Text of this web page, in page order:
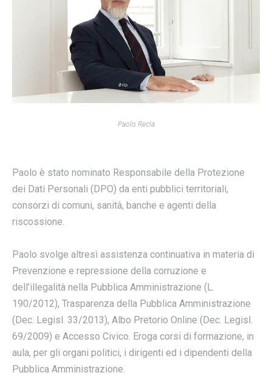
Paolo Recla
Paolo è stato nominato Responsabile della Protezione
dei Dati Personali (DPO) da enti pubblici territoriali,
consorzi di comuni, sanità, banche e agenti della
riscossione.
Paolo svolge altresì assistenza continuativa in materia di
Prevenzione e repressione della corruzione e
dell’illegalità nella Pubblica Amministrazione (L.
190/2012), Trasparenza della Pubblica Amministrazione
(Dec. Legisl. 33/2013), Albo Pretorio Online (Dec. Legisl.
69/2009) e Accesso Civico. Eroga corsi di formazione, in
aula, per gli organi politici, i dirigenti ed i dipendenti della
Pubblica Amministrazione.